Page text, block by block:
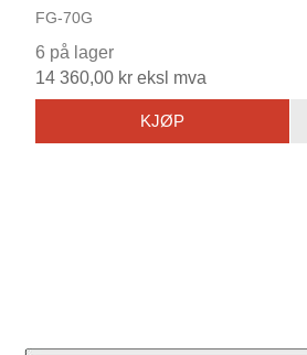
FG-70G
6 på lager
14 360,00 kr eksl mva
KJØP